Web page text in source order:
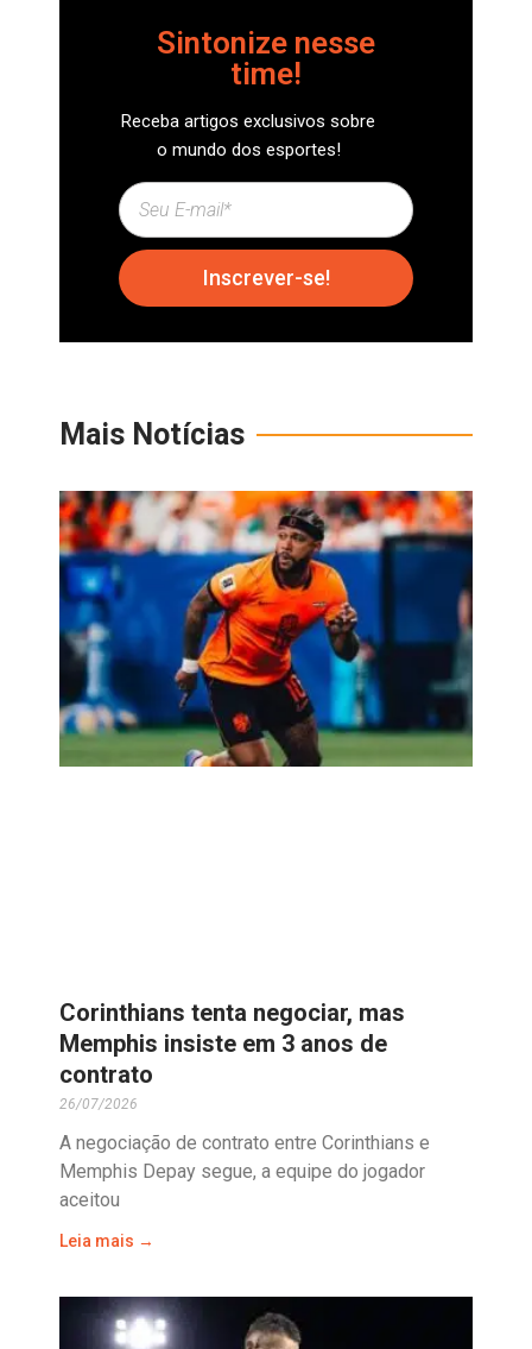
Sintonize nesse
time!
Receba artigos exclusivos sobre
o mundo dos esportes!
Inscrever-se!
Mais Notícias
Corinthians tenta negociar, mas
Memphis insiste em 3 anos de
contrato
26/07/2026
A negociação de contrato entre Corinthians e
Memphis Depay segue, a equipe do jogador
aceitou
Leia mais →